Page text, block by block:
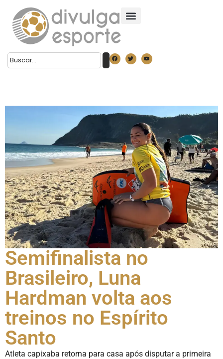
Semifinalista no
Brasileiro, Luna
Hardman volta aos
treinos no Espírito
Santo
Atleta capixaba retorna para casa após disputar a primeira